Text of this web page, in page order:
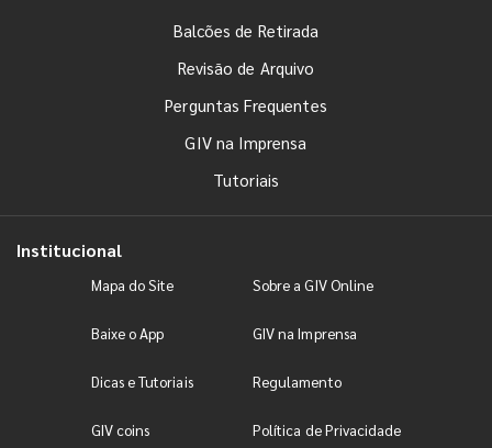
Balcões de Retirada
Revisão de Arquivo
Perguntas Frequentes
GIV na Imprensa
Tutoriais
Institucional
Mapa do Site Sobre a GIV Online
Baixe o App GIV na Imprensa
Dicas e Tutoriais Regulamento
GIV coins Política de Privacidade